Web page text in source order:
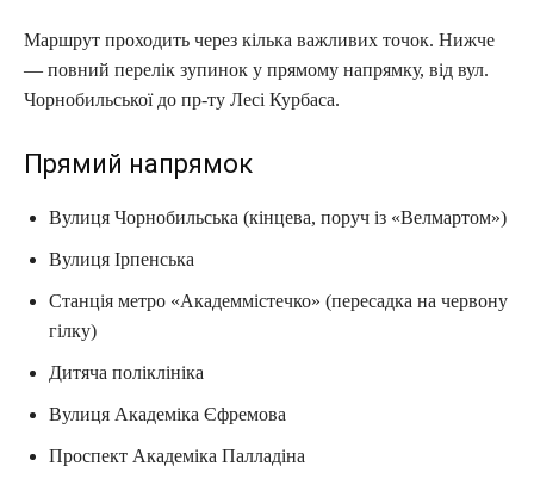
Маршрут проходить через кілька важливих точок. Нижче
— повний перелік зупинок у прямому напрямку, від вул.
Чорнобильської до пр-ту Лесі Курбаса.
Прямий напрямок
Вулиця Чорнобильська (кінцева, поруч із «Велмартом»)
Вулиця Ірпенська
Станція метро «Академмістечко» (пересадка на червону
гілку)
Дитяча поліклініка
Вулиця Академіка Єфремова
Проспект Академіка Палладіна